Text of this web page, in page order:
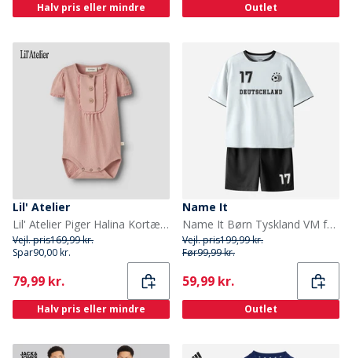
Halv pris eller mindre Outlet
Lil' Atelier
Lil' Atelier Piger Halina Kortærmet Babydragt Rose Tan
Vejl. pris169,99 kr.
Spar90,00 kr.
Current
79,99 kr.
Halv pris eller mindre
Name It
Name It Børn Tyskland VM fodbold Sæt Bright White Germany
Vejl. pris199,99 kr.
Før99,99 kr.
Current
59,99 kr.
Outlet